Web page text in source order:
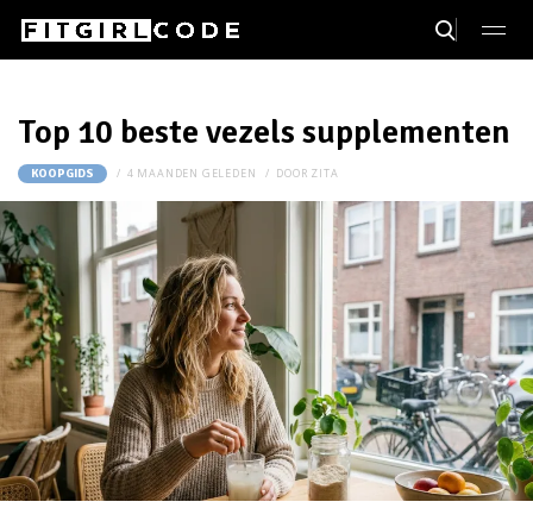
Top 10 beste vezels supplementen
KOOPGIDS 4 MAANDEN GELEDEN DOOR ZITA